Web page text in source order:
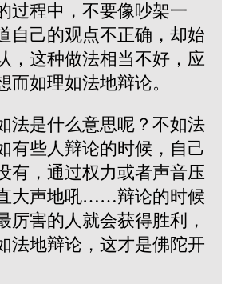
过程中，不要像吵架一
自己的观点不正确，却始
，这种做法相当不好，应
而如理如法地辩论。
法是什么意思呢？不如法
有些人辩论的时候，自己
有，通过权力或者声音压
大声地吼……辩论的时候
厉害的人就会获得胜利，
法地辩论，这才是佛陀开